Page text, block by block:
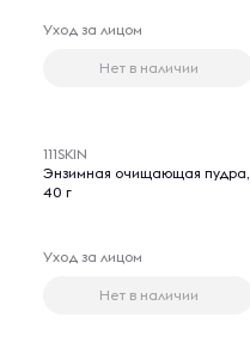
Уход за лицом
Нет в наличии
111SKIN
Энзимная очищающая пудра,
40 г
Уход за лицом
Нет в наличии